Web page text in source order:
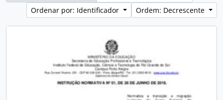
Ordenar por: Identificador
Ordem: Decrescente